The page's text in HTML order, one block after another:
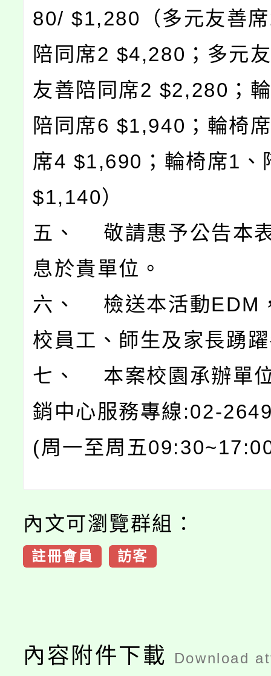
80/ $1,280（多元友善
陪同席2 $4,280；多元
友善陪同席2 $2,280；
陪同席6 $1,940；輪椅
席4 $1,690；輪椅席1、
$1,140）
五、 敬請惠予公告本
息於貴單位。
六、 檢送本活動EDM
校員工、師生及家長踴
七、 本案校園承辦單
銷中心服務專線:02-
(周一至周五
內文可瀏覽群組：
註冊會員 訪客
內容附件下載 Download